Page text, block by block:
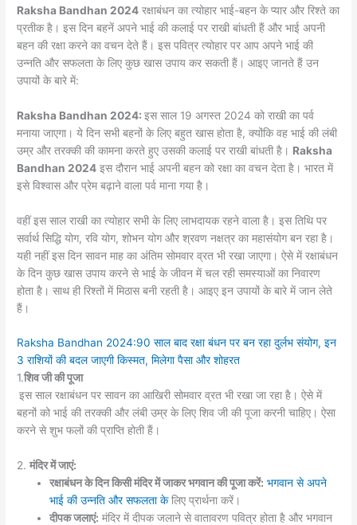
Raksha Bandhan 2024 रक्षाबंधन का त्योहार भाई-बहन के प्यार और रिश्ते का
प्रतीक है। इस दिन बहनें अपने भाई की कलाई पर राखी बांधती हैं और भाई अपनी
बहन की रक्षा करने का वचन देते हैं। इस पवित्र त्योहार पर आप अपने भाई की
उन्नति और सफलता के लिए कुछ खास उपाय कर सकती हैं। आइए जानते हैं उन
उपायों के बारे में:
Raksha Bandhan 2024:इस साल 19 अगस्त 2024 को राखी का पर्व
मनाया जाएगा। ये दिन सभी बहनों के लिए बहुत खास होता है, क्योंकि वह भाई की लंबी
उम्र और तरक्की की कामना करते हुए उसकी कलाई पर राखी बांधती है। Raksha
Bandhan 2024 इस दौरान भाई अपनी बहन को रक्षा का वचन देता है। भारत में
इसे विश्वास और प्रेम बढ़ाने वाला पर्व माना गया है।
वहीं इस साल राखी का त्योहार सभी के लिए लाभदायक रहने वाला है। इस तिथि पर
सर्वार्थ सिद्धि योग, रवि योग, शोभन योग और श्रवण नक्षत्र का महासंयोग बन रहा है।
यही नहीं इस दिन सावन माह का अंतिम सोमवार व्रत भी रखा जाएगा। ऐसे में रक्षाबंधन
के दिन कुछ खास उपाय करने से भाई के जीवन में चल रही समस्याओं का निवारण
होता है। साथ ही रिश्तों में मिठास बनी रहती है। आइए इन उपायों के बारे में जान लेते
हैं।
Raksha Bandhan 2024:90 साल बाद रक्षा बंधन पर बन रहा दुर्लभ संयोग, इन
3 राशियों की बदल जाएगी किस्मत, मिलेगा पैसा और शोहरत
1.शिव जी की पूजा
इस साल रक्षाबंधन पर सावन का आखिरी सोमवार व्रत भी रखा जा रहा है। ऐसे में
बहनों को भाई की तरक्की और लंबी उम्र के लिए शिव जी की पूजा करनी चाहिए। ऐसा
करने से शुभ फलों की प्राप्ति होती हैं।
2.मंदिर में जाएं:
रक्षाबंधन के दिन किसी मंदिर में जाकर भगवान की पूजा करें: भगवान से अपने
भाई की उन्नति और सफलता केलिए प्रार्थना करें।
दीपक जलाएं: मंदिर में दीपक जलाने से वातावरण पवित्र होता है और भगवान